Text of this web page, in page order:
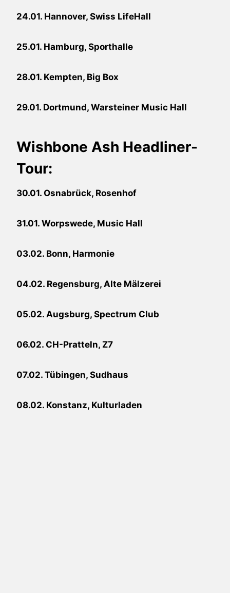
24.01. Hannover, Swiss LifeHall
25.01. Hamburg, Sporthalle
28.01. Kempten, Big Box
29.01. Dortmund, Warsteiner Music Hall
Wishbone Ash Headliner-
Tour:
30.01. Osnabrück, Rosenhof
31.01. Worpswede, Music Hall
03.02. Bonn, Harmonie
04.02. Regensburg, Alte Mälzerei
05.02. Augsburg, Spectrum Club
06.02. CH-Pratteln, Z7
07.02. Tübingen, Sudhaus
08.02. Konstanz, Kulturladen